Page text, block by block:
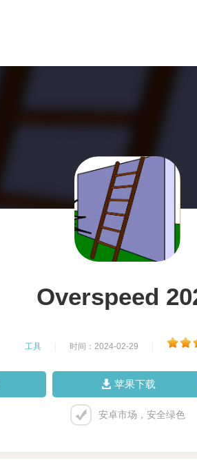
Overspeed
工具 时间：2024-02-29
苹果下载
安卓市场，安全绿色